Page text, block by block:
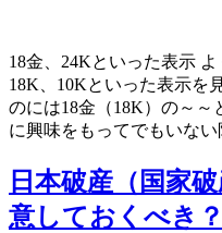
18金、24Kといった表示
18K、10Kといった表示を
のには18金（18K）の～
に興味をもってでもいな
日本破産（国家
意しておくべき？